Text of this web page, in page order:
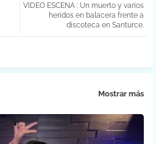
atsa
VIDEO ESCENA : Un muerto y varios
heridos en balacera frente a
discoteca en Santurce.
Mostrar más